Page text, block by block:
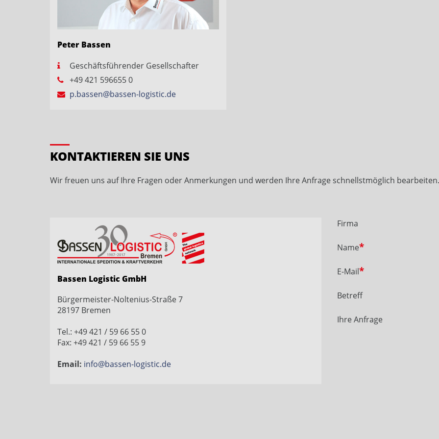
Peter Bassen
Geschäftsführender Gesellschafter
+49 421 596655 0
p.bassen@bassen-logistic.de
KONTAKTIEREN SIE UNS
Wir freuen uns auf Ihre Fragen oder Anmerkungen und werden Ihre Anfrage schnellstmöglich bearbeiten.
Bassen Logistic GmbH
Bürgermeister-Noltenius-Straße 7
28197 Bremen
Tel.: +49 421 / 59 66 55 0
Fax: +49 421 / 59 66 55 9
Email: info@bassen-logistic.de
Firma
Name
E-Mail
Betreff
Ihre Anfrage